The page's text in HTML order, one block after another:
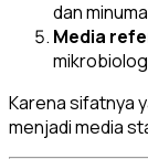
dan
Media
Karena sifatnya
menjadi media